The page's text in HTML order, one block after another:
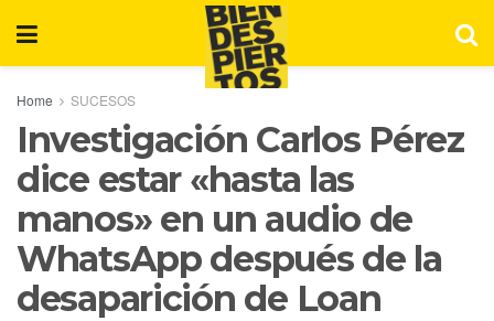
Home SUCESOS
Investigación Carlos Pérez
dice estar «hasta las
manos» en un audio de
WhatsApp después de la
desaparición de Loan